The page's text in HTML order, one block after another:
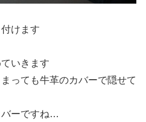
けます
いきます
っても牛革のカバーで隠せて
バーですね…